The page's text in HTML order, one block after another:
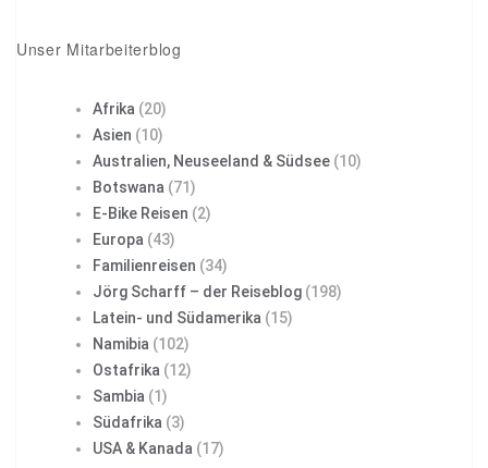
Unser Mitarbeiterblog
Afrika (20)
Asien (10)
Australien, Neuseeland & Südsee (10)
Botswana (71)
E-Bike Reisen (2)
Europa (43)
Familienreisen (34)
Jörg Scharff – der Reiseblog (198)
Latein- und Südamerika (15)
Namibia (102)
Ostafrika (12)
Sambia (1)
Südafrika (3)
USA & Kanada (17)